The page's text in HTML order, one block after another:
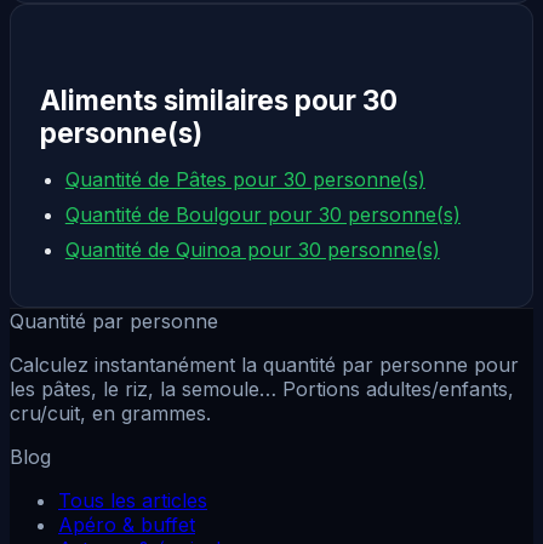
Aliments similaires pour 30
personne(s)
Quantité de Pâtes pour 30 personne(s)
Quantité de Boulgour pour 30 personne(s)
Quantité de Quinoa pour 30 personne(s)
Quantité par personne
Calculez instantanément la quantité par personne pour
les pâtes, le riz, la semoule… Portions adultes/enfants,
cru/cuit, en grammes.
Blog
Tous les articles
Apéro & buffet